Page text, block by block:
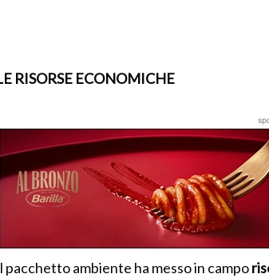
RISORSE ECONOMICHE
pacchetto ambiente ha messo in campo